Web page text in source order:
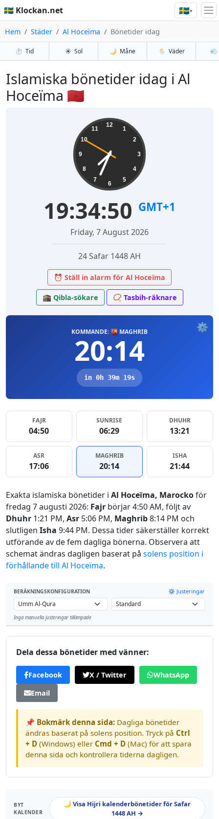
🇸🇪 Klockan.net 🇸🇪▾
Hem Städer Al Hoceïma Bönetider idag
⏱️ Tid ☀️ Sol 🌙 Måne 🌦️ Väder 💨
Islamiska bönetider idag i Al
Hoceïma 🇲🇦
12
1
2
3
4
5
6
7
8
9
10
11
19:34:50 GMT+1
Friday, 7 August 2026
24 Safar 1448 AH
⏰ Ställ in alarm för Al Hoceïma
🕋 Qibla-sökare 📿 Tasbih-räknare
⚙️
KOMMANDE: 🌇 MAGHRIB
20:14
in 0h 39m 19s
FAJR
04:50
SUNRISE
06:29
DHUHR
13:21
ASR
17:06
MAGHRIB
20:14
ISHA
21:44
Exakta islamiska bönetider i Al Hoceïma, Marockoför
fredag 7 augusti 2026: Fajr börjar 4:50 AM, följt av
Dhuhr 1:21 PM, Asr 5:06 PM, Maghrib8:14 PM och
slutligen Isha 9:44 PM. Dessa tider säkerställer korrekt
utförande av de fem dagliga bönerna. Observera att
schemat ändras dagligen baserat på solens position i
förhållande till Al Hoceïma.
BERÄKNINGSKONFIGURATION ⚙️ Justeringar
Inga manuella justeringar tillämpade
Dela dessa bönetider med vänner:
Facebook X / Twitter
WhatsApp
Email
📌 Bokmärk denna sida: Dagliga bönetider
ändras baserat på solens position. Tryck på Ctrl
+ D (Windows) eller Cmd + D (Mac) för att spara
denna sida och kontrollera tiderna dagligen.
BYT
KALENDER
🌙 Visa Hijri kalenderbönetider för Safar
1448 AH →